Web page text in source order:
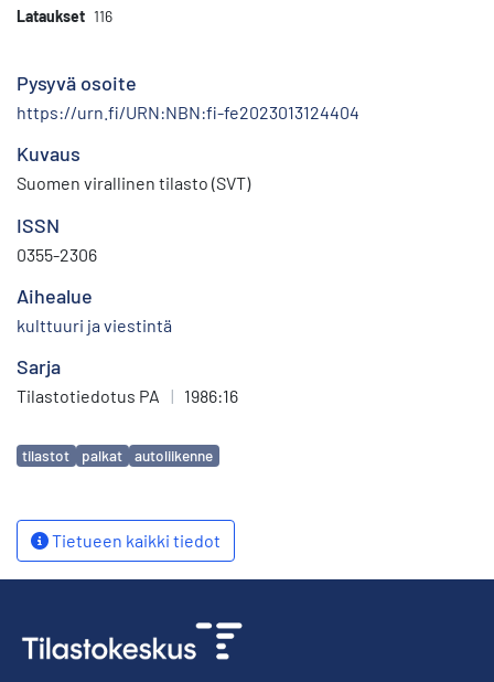
Lataukset 116
Pysyvä osoite
https://urn.fi/URN:NBN:fi-fe2023013124404
Kuvaus
Suomen virallinen tilasto (SVT)
ISSN
0355-2306
Aihealue
kulttuuri ja viestintä
Sarja
Tilastotiedotus PA | 1986:16
Avainsanat
tilastot palkat autoliikenne
Tietueen kaikki tiedot